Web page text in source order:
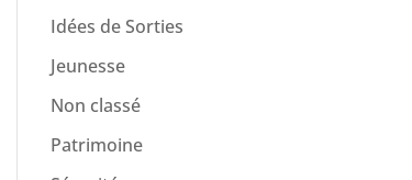
Idées de Sorties
Jeunesse
Non classé
Patrimoine